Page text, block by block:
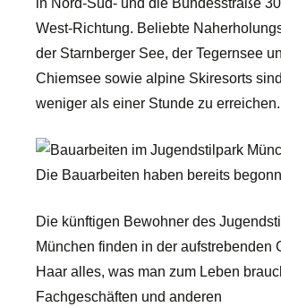
in Nord-Süd- und die Bundesstraße
West-Richtung. Beliebte
der Starnberger See, der Tegernsee
Chiemsee sowie alpine Skiresorts
weniger als einer Stunde zu erreichen.
Die Bauarbeiten haben bereits
Die künftigen Bewohner des
München finden in der aufstrebenden
Haar alles, was man zum Leben
Fachgeschäften und anderen